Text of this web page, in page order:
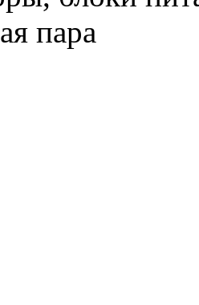
пара